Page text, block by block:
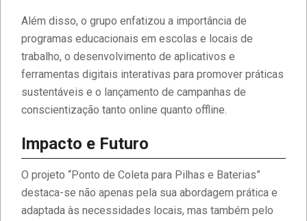
Além disso, o grupo enfatizou a importância de
programas educacionais em escolas e locais de
trabalho, o desenvolvimento de aplicativos e
ferramentas digitais interativas para promover práticas
sustentáveis e o lançamento de campanhas de
conscientização tanto online quanto offline.
Impacto e Futuro
O projeto “Ponto de Coleta para Pilhas e Baterias”
destaca-se não apenas pela sua abordagem prática e
adaptada às necessidades locais, mas também pelo
Estudantes da Faculdade IBPTECH
desenvolvem site dedicado à
Educação Digital